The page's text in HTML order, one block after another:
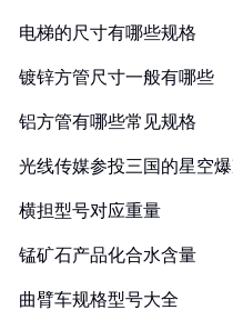
电梯的尺寸有哪些规格
镀锌方管尺寸一般有哪些
铝方管有哪些常见规格
光线传媒参投三国的星空
横担型号对应重量
锰矿石产品化合水含量
曲臂车规格型号大全